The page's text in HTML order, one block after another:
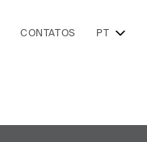
CONTATOS PT